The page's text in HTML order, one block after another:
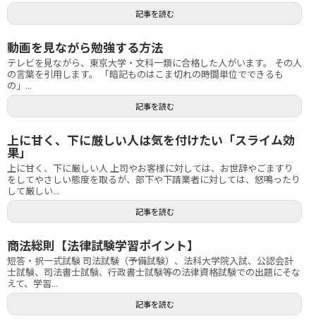
記事を読む
動画を見ながら勉強する方法
テレビを見ながら、東京大学・文科一類に合格した人がいます。 その人
の言葉を引用します。 「暗記ものはこま切れの時間単位でできるも
の」...
記事を読む
上に甘く、下に厳しい人は気を付けたい「スライム効
果」
上に甘く、下に厳しい人 上司やお客様に対しては、お世辞やごますり
をしてやさしい態度を取るが、部下や下請業者に対しては、怒鳴ったり
して厳しい...
記事を読む
商法総則【法律試験学習ポイント】
短答・択一式試験 司法試験（予備試験）、法科大学院入試、公認会計
士試験、司法書士試験、行政書士試験等の法律資格試験での出題にそな
えて、学習...
記事を読む